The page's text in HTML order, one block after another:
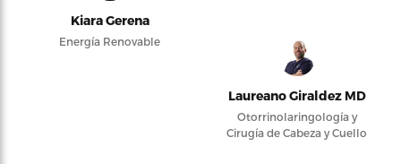
Kiara Gerena
Energía Renovable
Laureano Giraldez MD
Otorrinolaringología y
Cirugía de Cabeza y Cuello